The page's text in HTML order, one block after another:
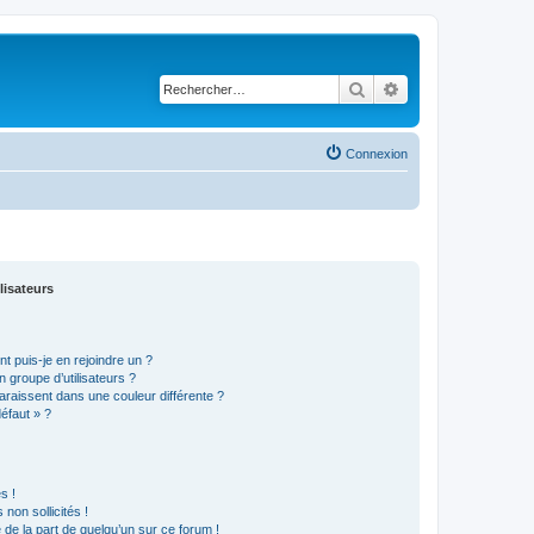
Rechercher
Connexion
puis-je en rejoindre un ?
groupe d’utilisateurs ?
dans une couleur différente ?
» ?
!
non sollicités !
la part de quelqu’un sur ce forum !